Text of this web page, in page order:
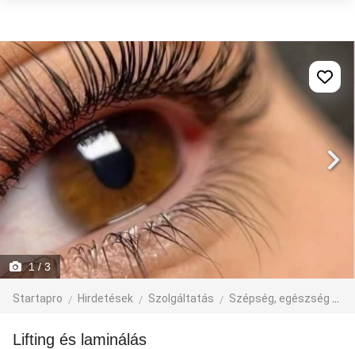
1/ 3
Startapro Hirdetések Szolgáltatás Szépség, egészség
Lifting és laminálás